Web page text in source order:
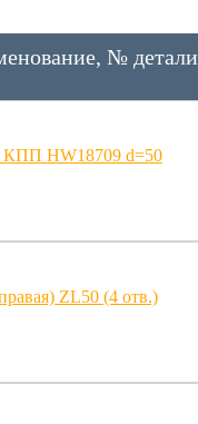
№ детали
HW18709 d=50
ZL50 (4 отв.)